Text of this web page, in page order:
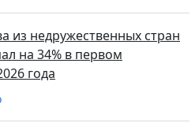
из недружественных стран
на 34% в первом
года